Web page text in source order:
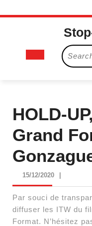
Skip
Open
Search
for:
HOLD-
Grand
15/12/202015/12/2020
Par souci de
diffuser les ITW du
Format. N’hésitez